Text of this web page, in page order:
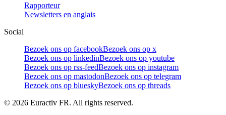
Rapporteur
Newsletters en anglais
Social
Bezoek ons op facebookBezoek ons op x
Bezoek ons op linkedinBezoek ons op youtube
Bezoek ons op rss-feedBezoek ons op instagram
Bezoek ons op mastodonBezoek ons op telegram
Bezoek ons op blueskyBezoek ons op threads
© 2026 Euractiv FR. All rights reserved.